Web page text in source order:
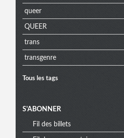
queer
QUEER
trans
transgenre
Tous les tags
S'ABONNER
Fil des billets